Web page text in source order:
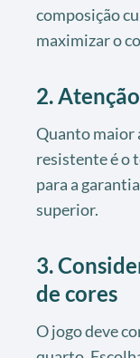
composição
maximizar o
2.
Quanto maior
resistente é o
para a
superior.
3.
de cores
O jogo deve